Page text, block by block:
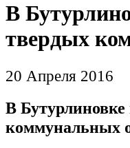
В
твердых
20 Апреля 2016
В
коммунальных